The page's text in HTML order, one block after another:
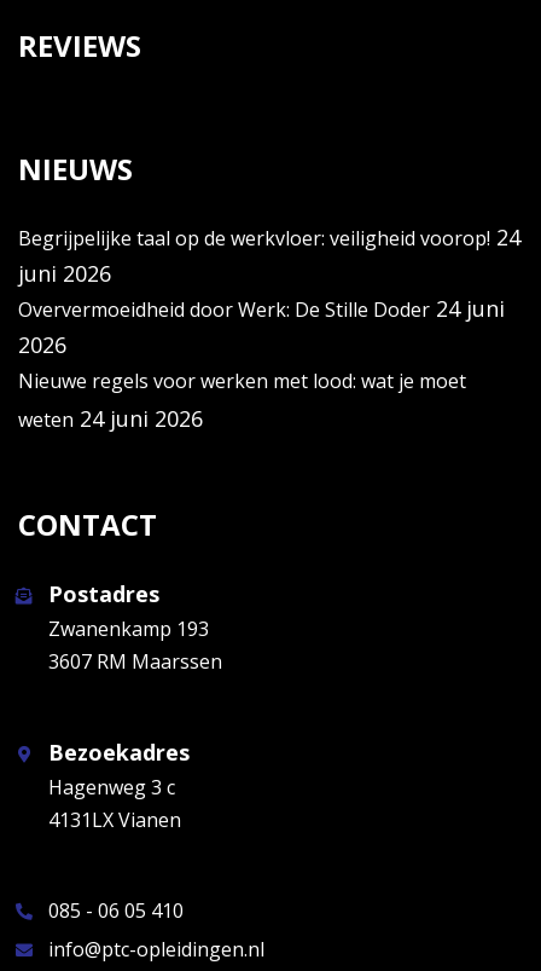
REVIEWS
NIEUWS
Begrijpelijke taal op de werkvloer: veiligheid voorop! 24
juni 2026
Oververmoeidheid door Werk: De Stille Doder 24 juni
2026
Nieuwe regels voor werken met lood: wat je moet
weten 24 juni 2026
CONTACT
Postadres
Zwanenkamp 193
3607 RM Maarssen
Bezoekadres
Hagenweg 3 c
4131LX Vianen
085 - 06 05 410
info@ptc-opleidingen.nl